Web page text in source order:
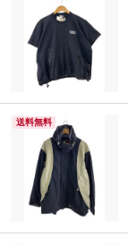
送料無料